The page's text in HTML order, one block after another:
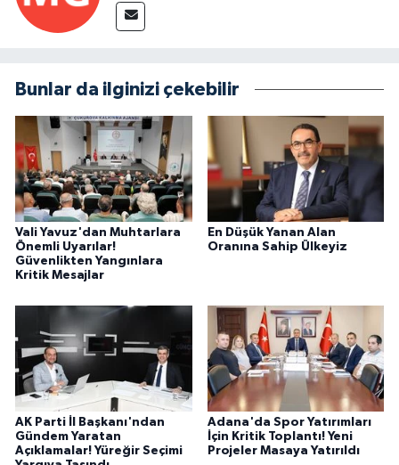
Bunlar da ilginizi çekebilir
Vali Yavuz'dan Muhtarlara
Önemli Uyarılar!
Güvenlikten Yangınlara
Kritik Mesajlar
En Düşük Yanan Alan
Oranına Sahip Ülkeyiz
AK Parti İl Başkanı'ndan
Gündem Yaratan
Açıklamalar! Yüreğir Seçimi
Adana'da Spor Yatırımları
İçin Kritik Toplantı! Yeni
Projeler Masaya Yatırıldı